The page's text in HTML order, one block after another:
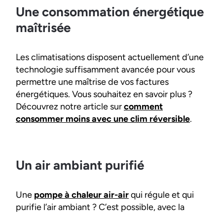
Une consommation énergétique
maîtrisée
Les climatisations disposent actuellement d’une
technologie suffisamment avancée pour vous
permettre une maîtrise de vos factures
énergétiques. Vous souhaitez en savoir plus ?
Découvrez notre article surcomment
consommer moins avec une clim réversible.
Un air ambiant purifié
Une pompe à chaleur air-airqui régule et qui
purifie l’air ambiant ? C’est possible, avec la